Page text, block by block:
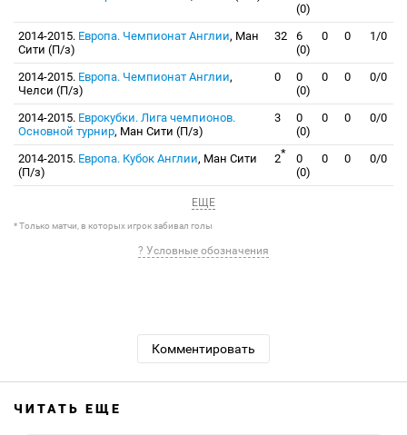
(0)
2014-2015. Европа. Чемпионат Англии, Ман
Сити (П/з)
32
6
(0)
0 0 1/0
2014-2015. Европа. Чемпионат Англии,
Челси (П/з)
0
0
(0)
0 0 0/0
2014-2015. Еврокубки. Лига чемпионов.
Основной турнир, Ман Сити (П/з)
3
0
(0)
0 0 0/0
2014-2015. Европа. Кубок Англии, Ман Сити
(П/з)
2*
0
(0)
0 0 0/0
ЕЩЕ
* Только матчи, в которых игрок забивал голы
? Условные обозначения
Комментировать
ЧИТАТЬ ЕЩЕ